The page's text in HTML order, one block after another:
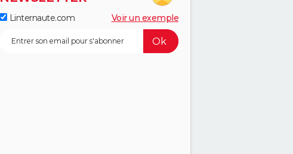
Linternaute.com Voir un exemple